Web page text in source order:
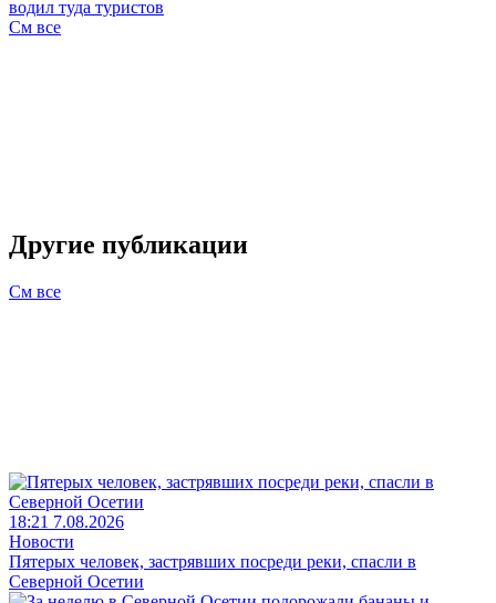
водил туда туристов
См все
Другие публикации
См все
18:21 7.08.2026
Новости
Пятерых человек, застрявших посреди реки, спасли в
Северной Осетии